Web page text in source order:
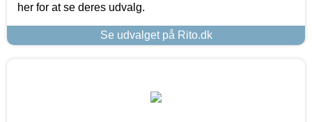
her for at se deres udvalg.
Se udvalget på Rito.dk